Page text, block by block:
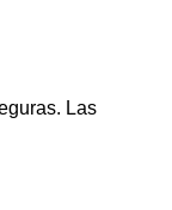
Las